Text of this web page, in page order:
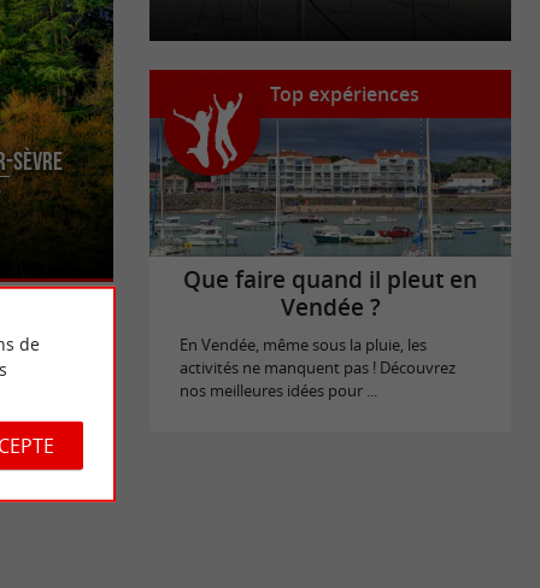
Sèvre
un ancien
Cette
Top expériences
Que faire quand il pleut en
Vendée ?
En Vendée, même sous la pluie, les
activités ne manquent pas ! Découvrez
nos meilleures idées pour ...
de